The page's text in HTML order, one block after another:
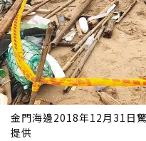
金門海邊2018年12月31日
提供